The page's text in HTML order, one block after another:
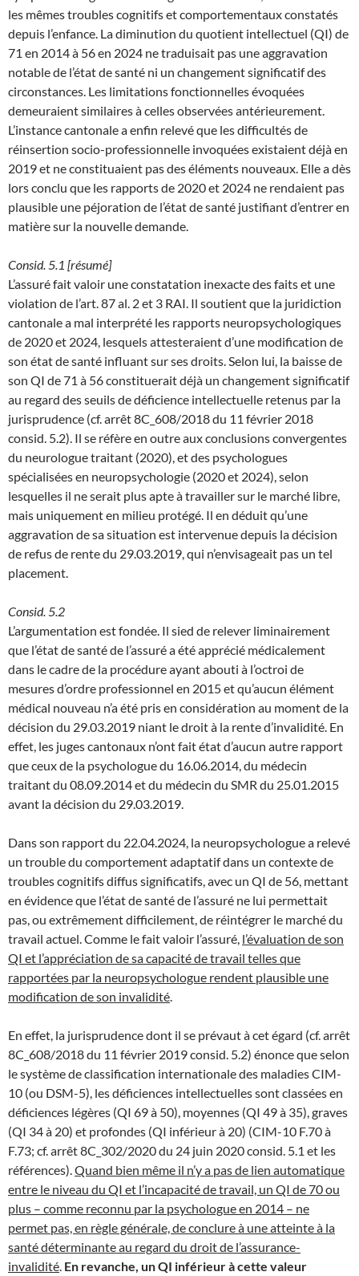
les mêmes troubles cognitifs et comportementaux constatés
depuis l’enfance. La diminution du quotient intellectuel (QI) de
71 en 2014 à 56 en 2024 ne traduisait pas une aggravation
notable de l’état de santé ni un changement significatif des
circonstances. Les limitations fonctionnelles évoquées
demeuraient similaires à celles observées antérieurement.
L’instance cantonale a enfin relevé que les difficultés de
réinsertion socio-professionnelle invoquées existaient déjà en
2019 et ne constituaient pas des éléments nouveaux. Elle a dès
lors conclu que les rapports de 2020 et 2024 ne rendaient pas
plausible une péjoration de l’état de santé justifiant d’entrer en
matière sur la nouvelle demande.
Consid. 5.1 [résumé]
L’assuré fait valoir une constatation inexacte des faits et une
violation de l’art. 87 al. 2 et 3 RAI. Il soutient que la juridiction
cantonale a mal interprété les rapports neuropsychologiques
de 2020 et 2024, lesquels attesteraient d’une modification de
son état de santé influant sur ses droits. Selon lui, la baisse de
son QI de 71 à 56 constituerait déjà un changement significatif
au regard des seuils de déficience intellectuelle retenus par la
jurisprudence (cf. arrêt 8C_608/2018 du 11 février 2018
consid. 5.2). Il se réfère en outre aux conclusions convergentes
du neurologue traitant (2020), et des psychologues
spécialisées en neuropsychologie (2020 et 2024), selon
lesquelles il ne serait plus apte à travailler sur le marché libre,
mais uniquement en milieu protégé. Il en déduit qu’une
aggravation de sa situation est intervenue depuis la décision
de refus de rente du 29.03.2019, qui n’envisageait pas un tel
placement.
Consid. 5.2
L’argumentation est fondée. Il sied de relever liminairement
que l’état de santé de l’assuré a été apprécié médicalement
dans le cadre de la procédure ayant abouti à l’octroi de
mesures d’ordre professionnel en 2015 et qu’aucun élément
médical nouveau n’a été pris en considération au moment de la
décision du 29.03.2019 niant le droit à la rente d’invalidité. En
effet, les juges cantonaux n’ont fait état d’aucun autre rapport
que ceux de la psychologue du 16.06.2014, du médecin
traitant du 08.09.2014 et du médecin du SMR du 25.01.2015
avant la décision du 29.03.2019.
Dans son rapport du 22.04.2024, la neuropsychologue a relevé
un trouble du comportement adaptatif dans un contexte de
troubles cognitifs diffus significatifs, avec un QI de 56, mettant
en évidence que l’état de santé de l’assuré ne lui permettait
pas, ou extrêmement difficilement, de réintégrer le marché du
travail actuel. Comme le fait valoir l’assuré, l’évaluation de son
QI et l’appréciation de sa capacité de travail telles que
rapportées par la neuropsychologue rendent plausible une
modification de son invalidité
En effet, la jurisprudence dont il se prévaut à cet égard (cf. arrêt
8C_608/2018 du 11 février 2019 consid. 5.2) énonce que selon
le système de classification internationale des maladies CIM-
10 (ou DSM-5), les déficiences intellectuelles sont classées en
déficiences légères (QI 69 à 50), moyennes (QI 49 à 35), graves
(QI 34 à 20) et profondes (QI inférieur à 20) (CIM-10 F.70 à
F.73; cf. arrêt 8C_302/2020 du 24 juin 2020 consid. 5.1 et les
références). Quand bien même il n’y a pas de lien automatique
entre le niveau du QI et l’incapacité de travail, un QI de 70 ou
plus – comme reconnu par la psychologue en 2014 – ne
permet pas, en règle générale, de conclure à une atteinte à la
santé déterminante au regard du droit de l’assurance-
invalidité En revanche, un QI inférieur à cette valeur